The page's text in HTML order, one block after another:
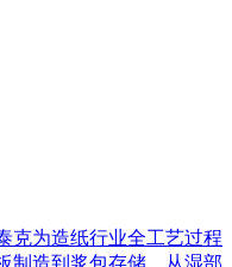
克为造纸行业全工艺过程
制造到浆包存储、从湿部